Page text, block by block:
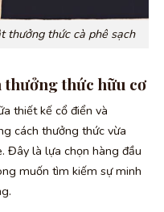
thưởng thức cà phê sạch
thưởng thức hữu cơ
thiết kế cổ điển và
cách thưởng thức vừa
Đây là lựa chọn hàng đầu
muốn tìm kiếm sự minh